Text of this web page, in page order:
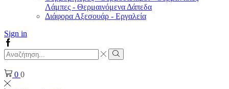
Λάμπες - Θερμαινόμενα Δάπεδα
Διάφορα Αξεσουάρ - Εργαλεία
Sign in
Facebook
Search
input
Search
0 0